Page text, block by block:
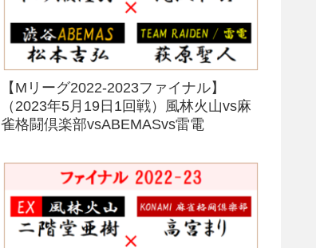
【Mリーグ2022-2023ファイナル】
（2023年5月19日1回戦）風林火山vs麻
雀格闘倶楽部vsABEMASvs雷電